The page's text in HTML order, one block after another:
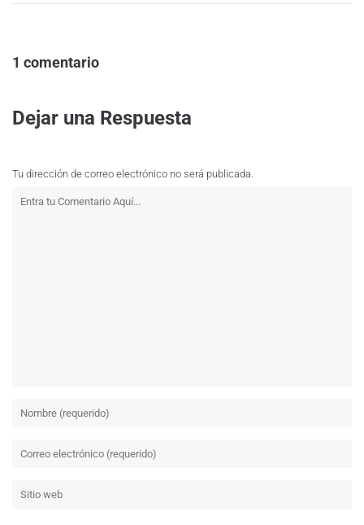
1 comentario
Dejar una Respuesta
Tu dirección de correo electrónico no será publicada.